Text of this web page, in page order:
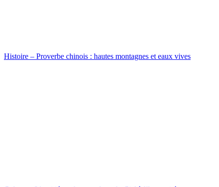
Histoire – Proverbe chinois : hautes montagnes et eaux vives